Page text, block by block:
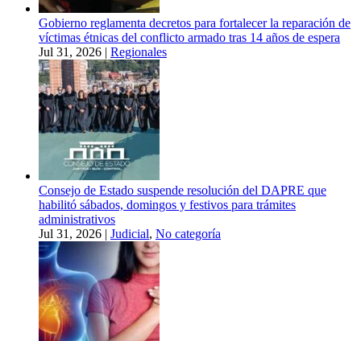
Gobierno reglamenta decretos para fortalecer la reparación de
víctimas étnicas del conflicto armado tras 14 años de espera
Jul 31, 2026 | Regionales
Consejo de Estado suspende resolución del DAPRE que
habilitó sábados, domingos y festivos para trámites
administrativos
Jul 31, 2026 | Judicial, No categoría